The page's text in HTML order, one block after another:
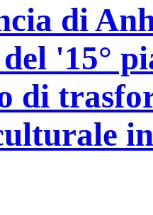
di
'15°
di